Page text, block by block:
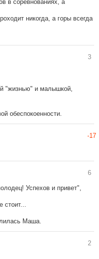
в соревнованиях, а
никогда, а горы всегда
3
"жизнью" и малышкой,
обеспокоенности.
-17
6
Успехов и привет",
Маша.
2